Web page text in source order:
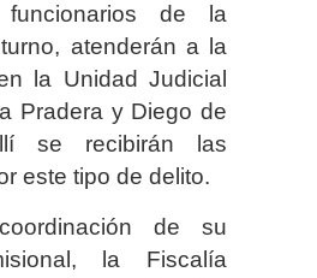
de la
atenderán a la
la Unidad Judicial
Pradera y Diego de
se recibirán las
este tipo de delito.
de su
la Fiscalía